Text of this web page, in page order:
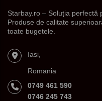
Starbay.ro – Soluția perfectă
Produse de calitate
toate bugetele.
Iasi,
Romania
0749 461 590
0746 245 743